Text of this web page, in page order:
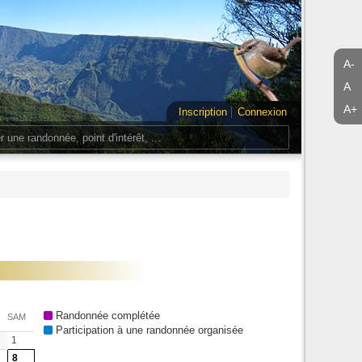
A-
A
A+
Inscription
Connexion
SAM
1
8
Randonnée complétée
Participation à une randonnée organisée